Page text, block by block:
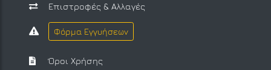
Επιστροφές & Αλλαγές
Φόρμα Εγγυήσεων
Όροι Χρήσης